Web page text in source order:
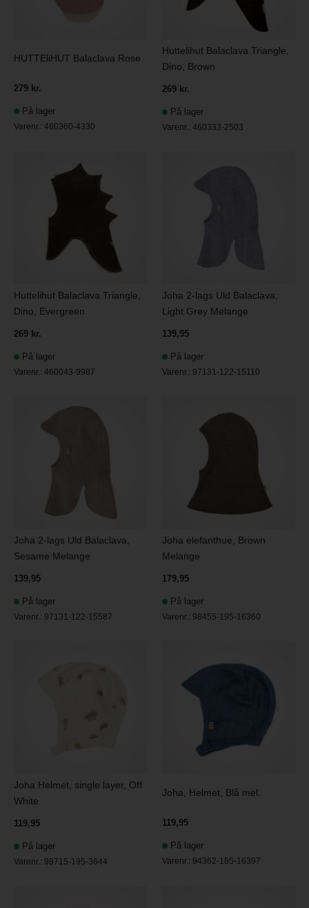
HUTTEliHUT Balaclava Rose
279 kr.
På lager
Varenr.:460360-4330
Huttelihut Balaclava Triangle,
Dino, Brown
269 kr.
På lager
Varenr.:460333-2503
Huttelihut Balaclava Triangle,
Dino, Evergreen
269 kr.
På lager
Varenr.:460043-9987
Joha 2-lags Uld Balaclava,
Light Grey Melange
139,95
På lager
Varenr.: 97131-122-15110
Joha 2-lags Uld Balaclava,
Sesame Melange
139,95
På lager
Varenr.: 97131-122-15587
Joha elefanthue, Brown
Melange
179,95
På lager
Varenr.: 98455-195-16360
Joha Helmet, single layer, Off
White
119,95
På lager
Varenr.: 98715-195-3644
Joha, Helmet, Blå mel.
119,95
På lager
Varenr.: 94362-185-16397